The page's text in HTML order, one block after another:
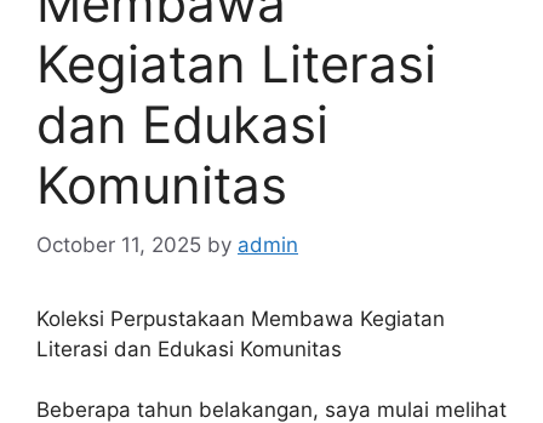
Kegiatan Literasi
dan Edukasi
Komunitas
October 11, 2025 by admin
Koleksi Perpustakaan Membawa Kegiatan
Literasi dan Edukasi Komunitas
Beberapa tahun belakangan, saya mulai melihat